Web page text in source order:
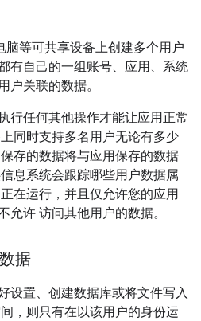
脑等可共享设备上创建多个用户
有自己的一组账号、应用、系统
户关联的数据。
行任何其他操作才能让应用正常
同时支持多名用户无论有多少
存的数据将与应用保存的数据
息系统会跟踪哪些用户数据属
在运行，并且仅允许您的应用
允许 访问其他用户的数据。
据
设置、创建数据库或将文件写入
，则只有在以该用户的身份运